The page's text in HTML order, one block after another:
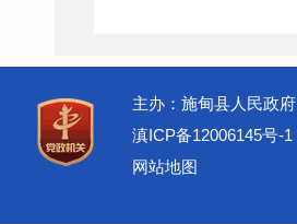
主办：施甸县人民政府
滇ICP备12006145号-1
网站地图